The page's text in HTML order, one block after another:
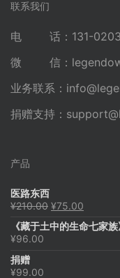
联系我们
电 话：131-
微 信：legendowl
业务联系：
捐赠支持：
产品
医路东西
¥210.00 原
为：
¥75.00
价
《藏于土中的生命七家族
¥96.00
捐赠
¥99.00